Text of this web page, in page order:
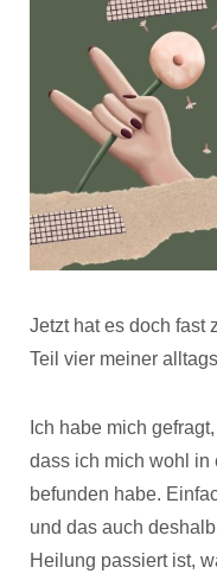
Jetzt hat es doch fast
Teil vier meiner
Ich habe mich
dass ich mich wohl
befunden habe.
und das auch
Heilung passiert ist,